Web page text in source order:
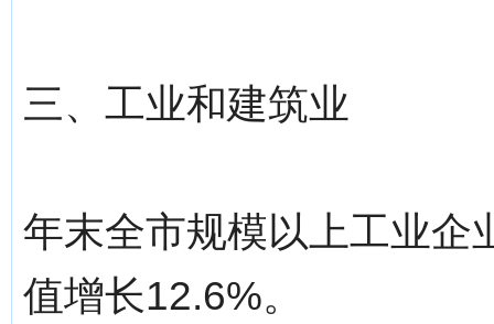
三、工业和建筑业
年末全市规模以上工业企
值增长12.6%。